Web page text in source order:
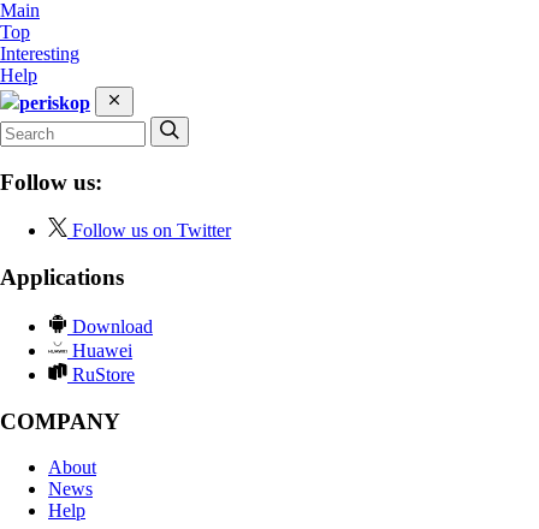
Main
Top
Interesting
Help
periskop
Follow us:
Follow us on Twitter
Applications
Download
Huawei
RuStore
COMPANY
About
News
Help